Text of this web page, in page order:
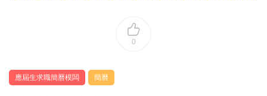
0
應屆生求職簡曆模闆 簡曆